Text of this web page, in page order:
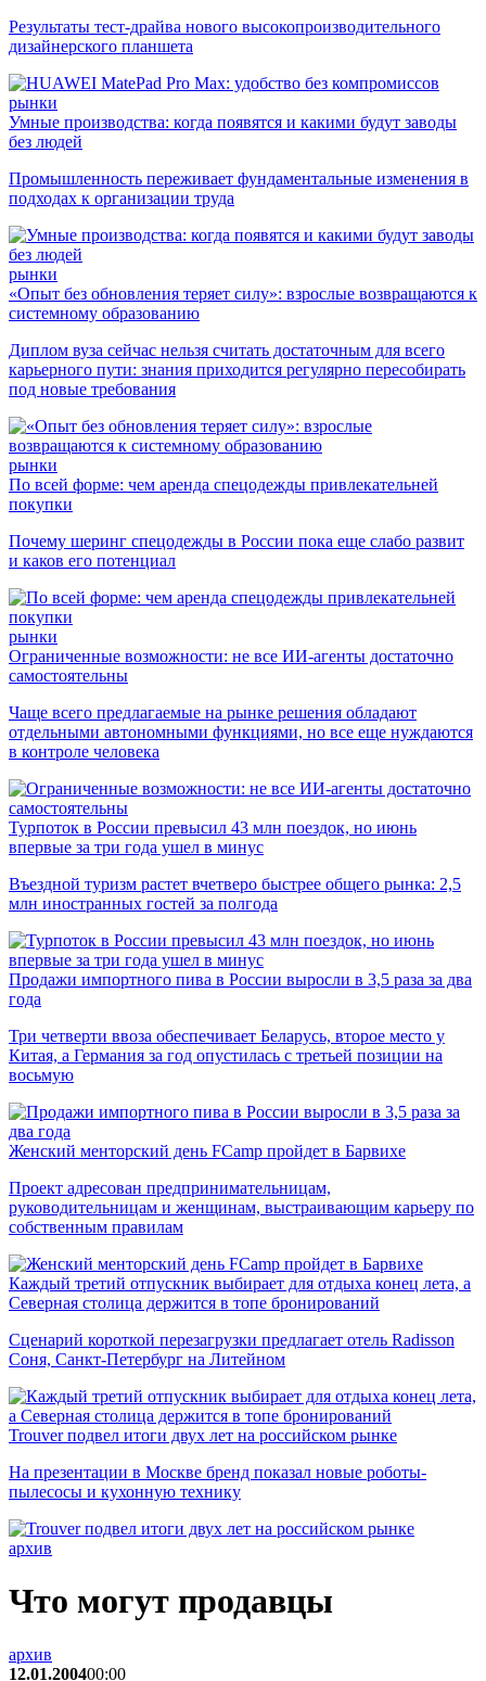
Результаты тест-драйва нового высокопроизводительного
дизайнерского планшета
рынки
Умные производства: когда появятся и какими будут заводы
без людей
Промышленность переживает фундаментальные изменения в
подходах к организации труда
рынки
«Опыт без обновления теряет силу»: взрослые возвращаются к
системному образованию
Диплом вуза сейчас нельзя считать достаточным для всего
карьерного пути: знания приходится регулярно пересобирать
под новые требования
рынки
По всей форме: чем аренда спецодежды привлекательней
покупки
Почему шеринг спецодежды в России пока еще слабо развит
и каков его потенциал
рынки
Ограниченные возможности: не все ИИ-агенты достаточно
самостоятельны
Чаще всего предлагаемые на рынке решения обладают
отдельными автономными функциями, но все еще нуждаются
в контроле человека
Турпоток в России превысил 43 млн поездок, но июнь
впервые за три года ушел в минус
Въездной туризм растет вчетверо быстрее общего рынка: 2,5
млн иностранных гостей за полгода
Продажи импортного пива в России выросли в 3,5 раза за два
года
Три четверти ввоза обеспечивает Беларусь, второе место у
Китая, а Германия за год опустилась с третьей позиции на
восьмую
Женский менторский день FCamp пройдет в Барвихе
Проект адресован предпринимательницам,
руководительницам и женщинам, выстраивающим карьеру по
собственным правилам
Каждый третий отпускник выбирает для отдыха конец лета, а
Северная столица держится в топе бронирований
Сценарий короткой перезагрузки предлагает отель Radisson
Соня, Санкт-Петербург на Литейном
Trouver подвел итоги двух лет на российском рынке
На презентации в Москве бренд показал новые роботы-
пылесосы и кухонную технику
архив
Что могут продавцы
архив
12.01.200400:00